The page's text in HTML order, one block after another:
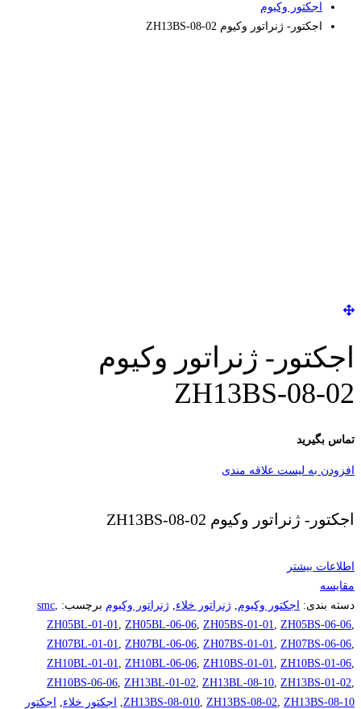
اجکتور وکیوم
اجکتور- ژنراتور وکیوم ZH13BS-08-02
اجکتور- ژنراتور وکیوم
ZH13BS-08-02
تماس بگیرید
افزودن به لیست علاقه مندی
اجکتور- ژنراتور وکیوم ZH13BS-08-02
اطلاعات بیشتر
مقایسه
دسته بندی:
اجکتور وکیوم, ژنراتور خلاء, ژنراتور وکیوم برچسب: smc,
ZH05BL-01-01, ZH05BL-06-06, ZH05BS-01-01, ZH05BS-06-06,
ZH07BL-01-01, ZH07BL-06-06, ZH07BS-01-01, ZH07BS-06-06,
ZH10BL-01-01, ZH10BL-06-06, ZH10BS-01-01, ZH10BS-01-06,
ZH10BS-06-06, ZH13BL-01-02, ZH13BL-08-10, ZH13BS-01-02,
ZH13BS-08-010, ZH13BS-08-02, ZH13BS-08-10
, اجکتور خلاء, اجکتور